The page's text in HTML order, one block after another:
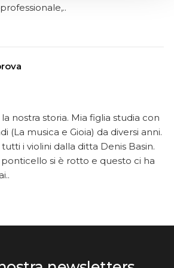
nostra storia. Mia figlia studia con
(La musica e Gioia) da diversi anni.
i violini dalla ditta Denis Basin.
si è rotto e questo ci ha